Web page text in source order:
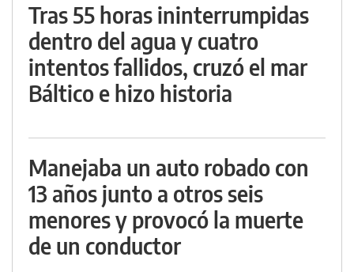
Tras 55 horas ininterrumpidas
dentro del agua y cuatro
intentos fallidos, cruzó el mar
Báltico e hizo historia
Manejaba un auto robado con
13 años junto a otros seis
menores y provocó la muerte
de un conductor